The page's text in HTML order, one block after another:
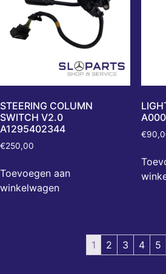
STEERING COLUMN
SWITCH V2.0
A1295402344
€250,00
Toevoegen aan
winkelwagen
€
1 2 3 4 5